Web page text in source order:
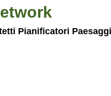
Pianificatori